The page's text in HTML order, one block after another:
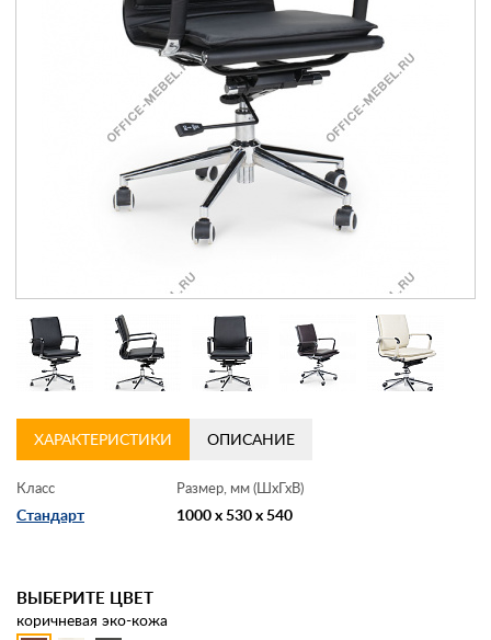
Заказать обратный звонок
ХАРАКТЕРИСТИКИ ОПИСАНИЕ
Класс
Стандарт
Размер, мм (ШхГхВ)
1000 x 530 x 540
ВЫБЕРИТЕ ЦВЕТ
коричневая эко-кожа